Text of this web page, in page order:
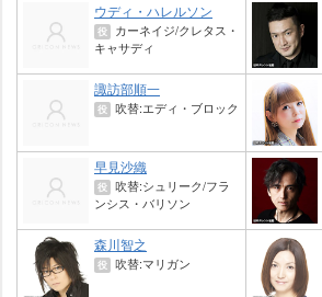
ウディ・ハレルソン
役
カーネイジ/クレタス・
キャサディ
諏訪部順一
役 吹替:エディ・ブロック
早見沙織
役 吹替:シュリーク/フラ
ンシス・バリソン
森川智之
役 吹替:マリガン